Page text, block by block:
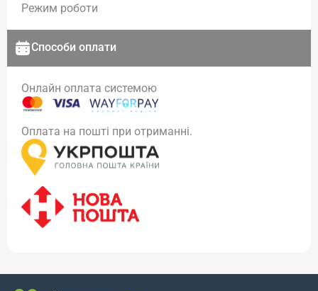
Режим роботи
Способи оплати
Онлайн оплата системою
Оплата на пошті при отриманні.